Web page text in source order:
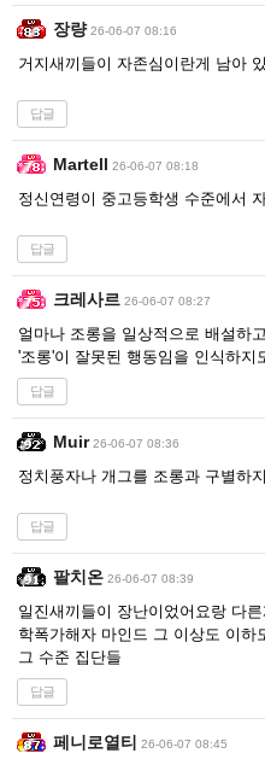
장량 26-06-07 08:16
거지새끼들이 자존심이란게 남아
답글
Martell 26-06-07 08:18
정신연령이 중고등학생 수준에서
답글
크레사르 26-06-07 08:27
얼마나 조롱을 일상적으로 배설하
'조롱'이 잘못된 행동임을 인식하지
답글
Muir 26-06-07 08:36
정치풍자나 개그를 조롱과 구별하
답글
팔치온 26-06-07 08:39
일진새끼들이 장난이었어요랑 다
학폭가해자 마인드 그 이상도 이하
그 수준 집단들
답글
페니로열티 26-06-07 08:45